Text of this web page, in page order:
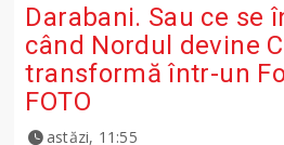
Darabani. Sau ce se
când Nordul devine
transformă într-un
FOTO
astăzi, 11:55